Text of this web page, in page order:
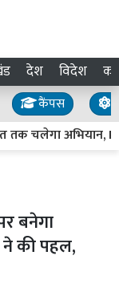
देश विदेश
कैंपस
चलेगा अभियान,
बनेगा
ने की पहल,